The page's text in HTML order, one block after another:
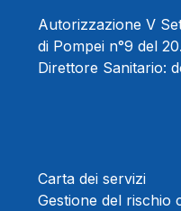
Autorizzazione V
di Pompei n°9 del
Direttore Sanitario:
Carta dei servizi
Gestione del rischio